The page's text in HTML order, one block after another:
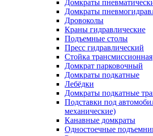
Домкраты
Домкраты
Дровоколы
Краны гидравлические
Подъемные столы
Пресс гидравлический
Стойка трансмиссионная
Домкрат парковочный
Домкраты подкатные
Лебёдки
Домкраты подкатные
Подставки под
механические)
Канавные домкраты
Одностоечные